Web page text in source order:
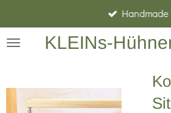
Hauptinhalt
springenKLEINs-
Handmade